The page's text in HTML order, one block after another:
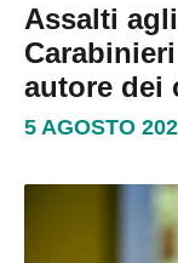
Assalti
autore dei
5 AGOSTO